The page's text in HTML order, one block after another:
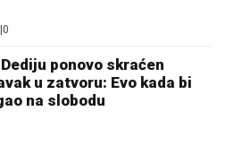
|0
ponovo skraćen
u zatvoru: Evo kada bi
na slobodu